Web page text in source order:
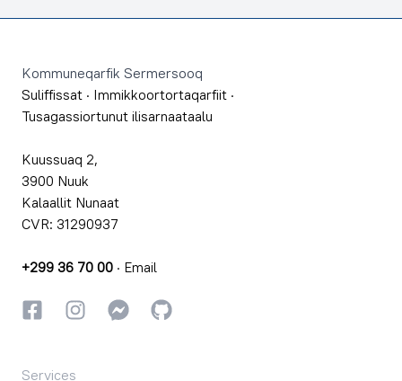
Kommuneqarfik Sermersooq
Suliffissat · Immikkoortortaqarfiit ·
Tusagassiortunut ilisarnaataalu
Kuussuaq 2,
3900 Nuuk
Kalaallit Nunaat
CVR: 31290937
+299 36 70 00 · Email
FacebookkiInstagrammiInstagrammi
GitHub
Services